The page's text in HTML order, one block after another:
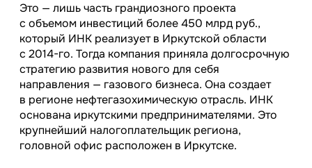
Это — лишь часть грандиозного проекта
с объемом инвестиций более 450 млрд руб.,
который ИНК реализует в Иркутской области
с 2014-го. Тогда компания приняла долгосрочную
стратегию развития нового для себя
направления — газового бизнеса. Она создает
в регионе нефтегазохимическую отрасль. ИНК
основана иркутскими предпринимателями. Это
крупнейший налогоплательщик региона,
головной офис расположен в Иркутске.